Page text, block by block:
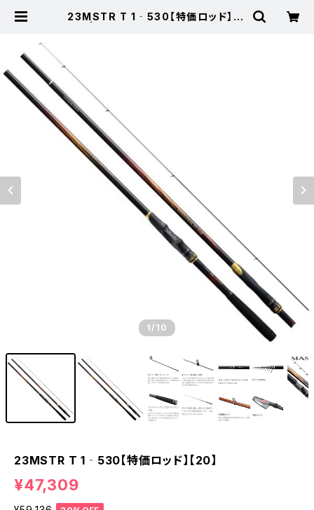
23MSTR T 1‐530【特価ロッド】【2
1 /10
23MSTR T 1‐530【特価ロッド】【20】
¥47,309